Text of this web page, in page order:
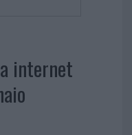
internet